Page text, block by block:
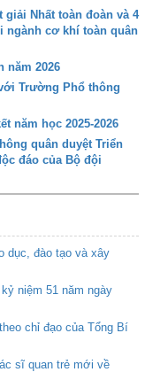
Nhất toàn đoàn và 4
ngành cơ khí toàn quân
năm 2026
Trường Phổ thông
năm học 2025-2026
quân duyệt Triển
đáo của Bộ đội
dục, đào tạo và xây
niệm 51 năm ngày
chỉ đạo của Tổng Bí
sĩ quan trẻ mới về